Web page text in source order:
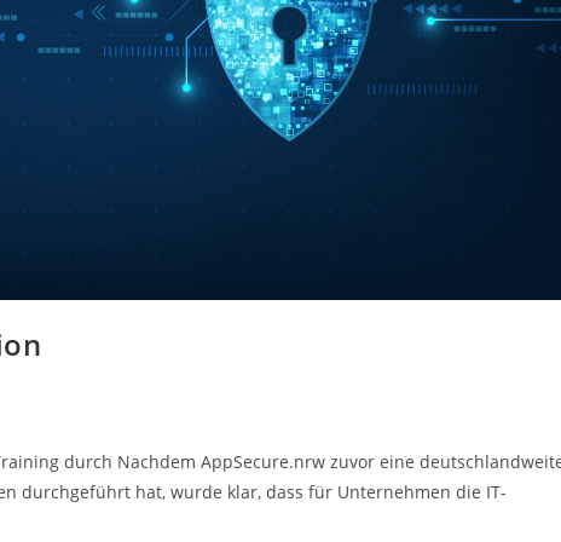
durch Nachdem AppSecure.nrw zuvor eine
durchgeführt hat, wurde klar, dass für Unternehmen die IT-